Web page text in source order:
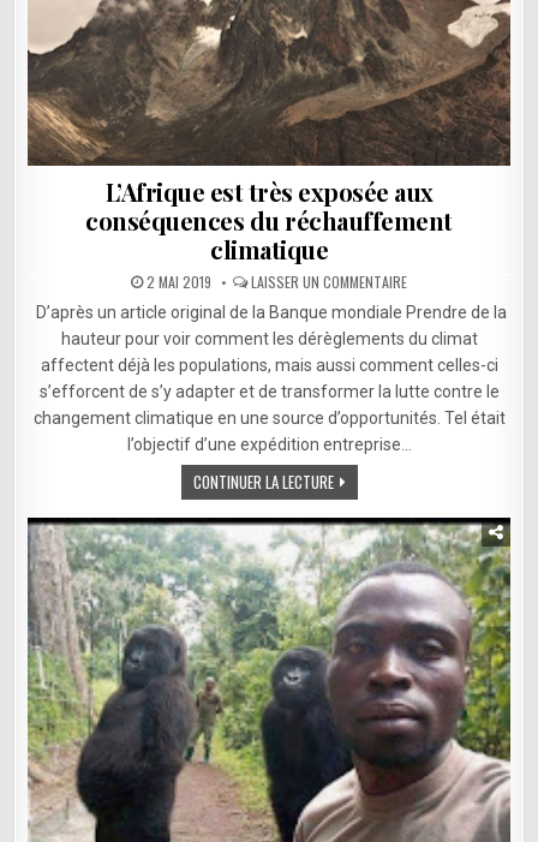
L’Afrique est très exposée aux
conséquences du réchauffement
climatique
2 MAI 2019 LAISSER UN COMMENTAIRESUR
L’AFRIQUE
EST
TRÈS
EXPOSÉE
CONSÉQUENCES
DU
RÉCHAUFFEMENT
CLIMATIQUE
D’après un article original de la Banque mondiale Prendre de la
hauteur pour voir comment les dérèglements du climat
affectent déjà les populations, mais aussi comment celles-ci
s’efforcent de s’y adapter et de transformer la lutte contre le
changement climatique en une source d’opportunités. Tel était
l’objectif d’une expédition entreprise…
CONTINUER LA LECTURE